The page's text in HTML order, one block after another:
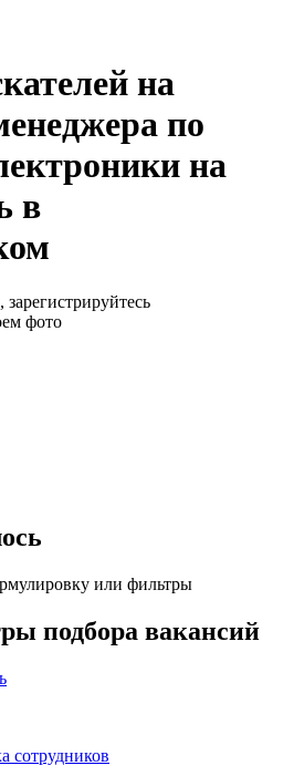
на
по
на
в
фото
или фильтры
подбора вакансий
сотрудников